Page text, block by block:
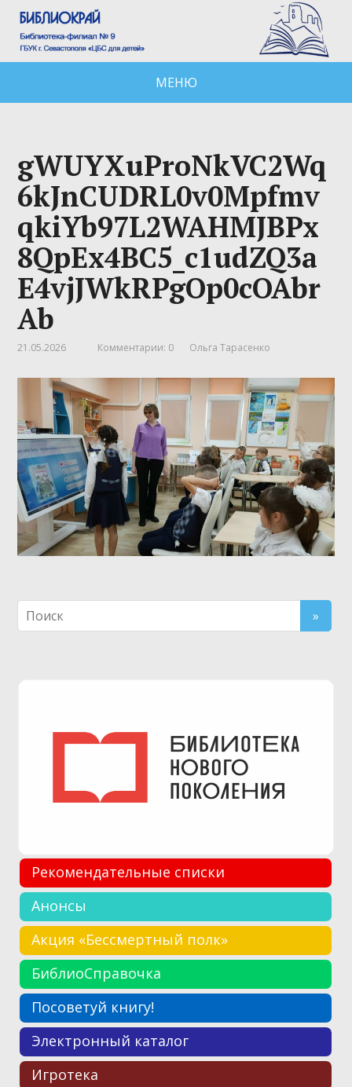
МЕНЮ
gWUYXuProNkVC2Wq
6kJnCUDRL0v0Mpfmv
qkiYb97L2WAHMJBPx
8QpEx4BC5_c1udZQ3a
E4vjJWkRPgOp0cOAbr
Ab
21.05.2026 Комментарии: 0 Ольга Тарасенко
Рекомендательные списки
Анонсы
Акция «Бессмертный полк»
БиблиоСправочка
Посоветуй книгу!
Электронный каталог
Игротека